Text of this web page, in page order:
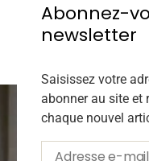
Abonnez-
newsletter
Saisissez votre
abonner au site et
chaque nouvel